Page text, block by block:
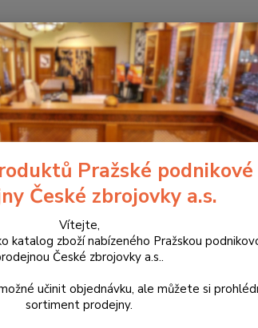
Hledat
Kulovnice série CZ 600+ CZ 600 +
Pražské podnikové
České zbrojovky a.s.
Vítejte,
katalog zboží nabízeného Pražskou
České zbrojovky a.s..
učinit objednávku, ale můžete si
sortiment prodejny.